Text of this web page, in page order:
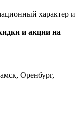
характер и
и акции на
Оренбург,